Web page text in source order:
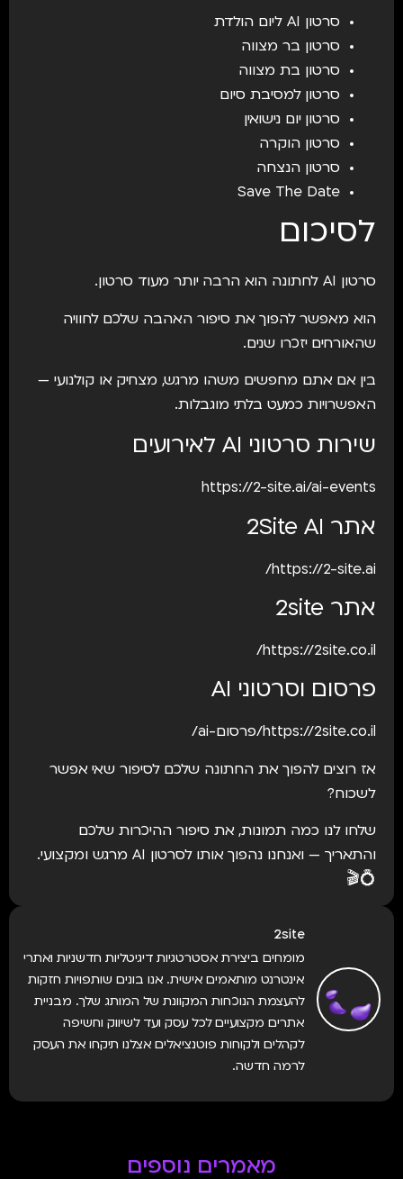
סרטון AI ליום הולדת
סרטון בר מצווה
סרטון בת מצווה
סרטון למסיבת סיום
סרטון יום נישואין
סרטון הוקרה
סרטון הנצחה
Save The Date
לסיכום
סרטון AI לחתונה הוא הרבה יותר מעוד סרטון.
הוא מאפשר להפוך את סיפור האהבה שלכם לחוויה
שהאורחים יזכרו שנים.
בין אם אתם מחפשים משהו מרגש, מצחיק או קולנועי —
האפשרויות כמעט בלתי מוגבלות.
שירות סרטוני AI לאירועים
https://2-site.ai/ai-events
אתר 2Site AI
https://2-site.ai/
אתר 2site
https://2site.co.il/
פרסום וסרטוני AI
https://2site.co.il/פרסום-ai/
אז רוצים להפוך את החתונה שלכם לסיפור שאי אפשר
לשכוח?
שלחו לנו כמה תמונות, את סיפור ההיכרות שלכם
והתאריך — ואנחנו נהפוך אותו לסרטון AI מרגש ומקצועי.
💍🎬
2site
מומחים ביצירת אסטרטגיות דיגיטליות חדשניות ואתרי
אינטרנט מותאמים אישית. אנו בונים שותפויות חזקות
להעצמת הנוכחות המקוונת של המותג שלך. מבניית
אתרים מקצועיים לכל עסק ועד לשיווק וחשיפה
לקהלים ולקוחות פוטנציאלים אצלנו תיקחו את העסק
לרמה חדשה.
מאמרים נוספים